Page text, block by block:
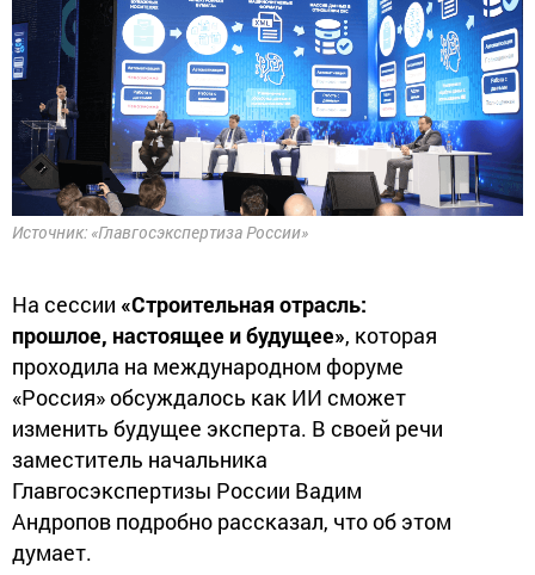
Источник: «Главгосэкспертиза России»
На сессии «Строительная отрасль:
прошлое, настоящее и будущее», которая
проходила на международном форуме
«Россия» обсуждалось как ИИ сможет
изменить будущее эксперта. В своей речи
заместитель начальника
Главгосэкспертизы России Вадим
Андропов подробно рассказал, что об этом
думает.